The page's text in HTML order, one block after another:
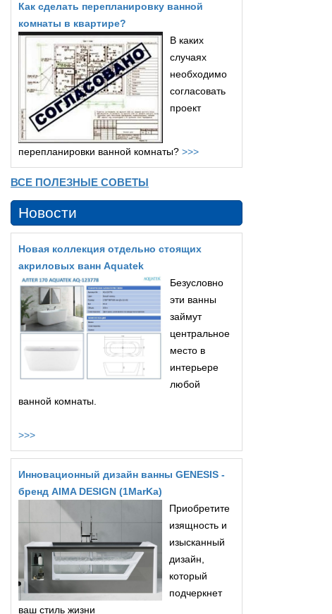
Как сделать перепланировку ванной
комнаты в квартире?
В каких
случаях
необходимо
согласовать
проект
перепланировки ванной комнаты? >>>
ВСЕ ПОЛЕЗНЫЕ СОВЕТЫ
Новости
Новая коллекция отдельно стоящих
акриловых ванн Aquatek
Безусловно
эти ванны
займут
центральное
место в
интерьере
любой
ванной комнаты.
>>>
Инновационный дизайн ванны GENESIS -
бренд AIMA DESIGN (1MarKa)
Приобретите
изящность и
изысканный
дизайн,
который
подчеркнет
ваш стиль жизни